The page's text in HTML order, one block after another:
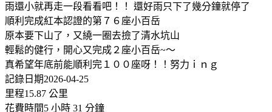
雨還小就再走一段看看吧！！ 還好雨只下了幾分鐘就停了
順利完成紅本認證的第７６座小百岳
原本要下山了，又繞一圈去撿了清水坑山
輕鬆的健行，開心又完成２座小百岳~～
真希望年底前能順利完１００座呀！！努力ｉｎｇ
記錄日期2026-04-25
里程15.87 公里
花費時間5 小時 31 分鐘